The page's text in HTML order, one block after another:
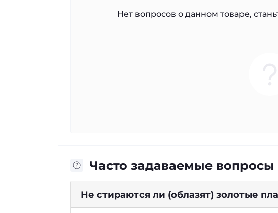
Нет вопросов о данном товаре,
Часто задаваемые вопросы
Не стираются ли (облазят) золотые